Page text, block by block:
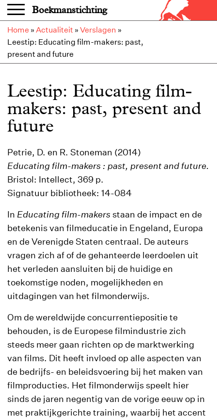
Overslaan en naar de inhoud gaan
Boekmanstichting
Home » Actualiteit » Verslagen »
Leestip: Educating film-makers: past,
present and future
Leestip: Educating film-
makers: past, present and
future
Petrie, D. en R. Stoneman (2014)
Educating film-makers : past, present and future.
Bristol: Intellect, 369 p.
Signatuur bibliotheek: 14-084
In Educating film-makers staan de impact en de
betekenis van filmeducatie in Engeland, Europa
en de Verenigde Staten centraal. De auteurs
vragen zich af of de gehanteerde leerdoelen uit
het verleden aansluiten bij de huidige en
toekomstige noden, mogelijkheden en
uitdagingen van het filmonderwijs.
Om de wereldwijde concurrentiepositie te
behouden, is de Europese filmindustrie zich
steeds meer gaan richten op de marktwerking
van films. Dit heeft invloed op alle aspecten van
de bedrijfs- en beleidsvoering bij het maken van
filmproducties. Het filmonderwijs speelt hier
sinds de jaren negentig van de vorige eeuw op in
met praktijkgerichte training, waarbij het accent